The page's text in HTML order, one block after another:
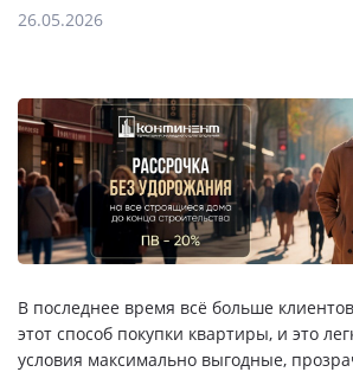
Новости
Выбор недвижимости
Свои Люди
Работа
26.05.2026
В последнее время всё больше
этот способ покупки квартиры, и это
условия максимально выгодные,